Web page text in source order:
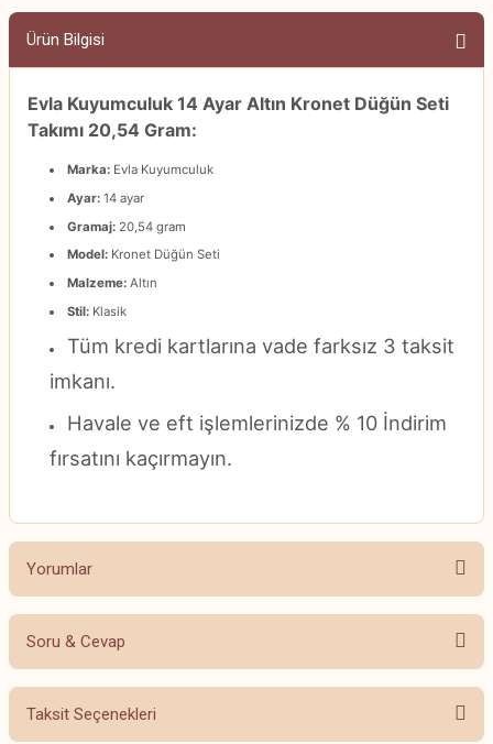
Ürün Bilgisi
Evla Kuyumculuk 14 Ayar Altın Kronet Düğün Seti
Takımı 20,54 Gram:
Marka: Evla Kuyumculuk
Ayar: 14 ayar
Gramaj: 20,54 gram
Model: Kronet Düğün Seti
Malzeme: Altın
Stil: Klasik
Tüm kredi kartlarına vade farksız 3 taksit
imkanı.
Havale ve eft işlemlerinizde % 10 İndirim
fırsatını kaçırmayın.
Yorumlar
Soru & Cevap
Taksit Seçenekleri